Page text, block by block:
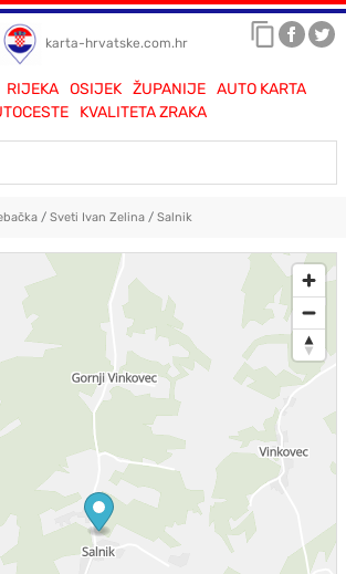
karta-hrvatske.com.hr
RIJEKA OSIJEK ŽUPANIJE
AUTO KARTA
KVALITETA ZRAKA
/ Sveti Ivan Zelina/ Salnik